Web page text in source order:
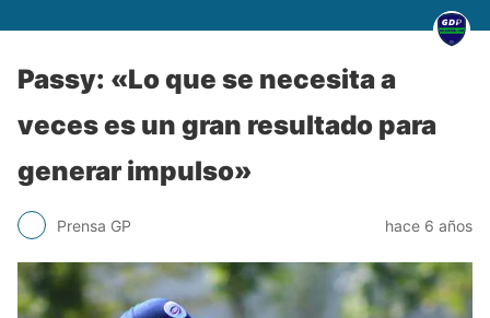
Passy: «Lo que se necesita a
veces es un gran resultado para
generar impulso»
Prensa GP hace 6 años